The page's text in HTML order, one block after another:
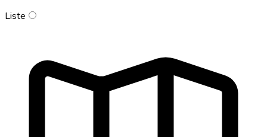
Liste